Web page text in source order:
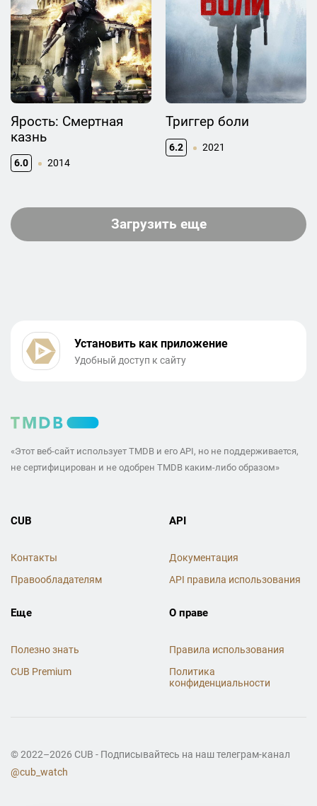
Ярость: Смертная
казнь
6.0 2014
Триггер боли
6.2 2021
Загрузить еще
Установить как приложение
Удобный доступ к сайту
«Этот веб-сайт использует TMDB и его API, но не поддерживается,
не сертифицирован и не одобрен TMDB каким-либо образом»
CUB
Контакты
Правообладателям
API
Документация
API правила использования
Еще
Полезно знать
CUB Premium
О праве
Правила использования
Политика
конфиденциальности
© 2022–2026 CUB - Подписывайтесь на наш телеграм-канал
@cub_watch